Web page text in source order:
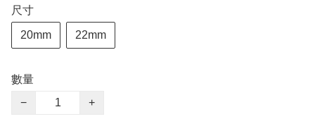
尺寸
20mm 22mm
數量
−
+